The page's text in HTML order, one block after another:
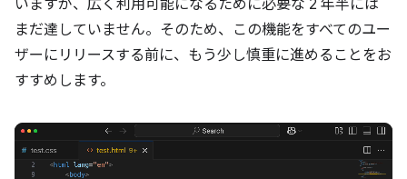
いますが、広く利用可能になるために必要な 2 年半には
まだ達していません。そのため、この機能をすべてのユー
ザーにリリースする前に、もう少し慎重に進めることをお
すすめします。